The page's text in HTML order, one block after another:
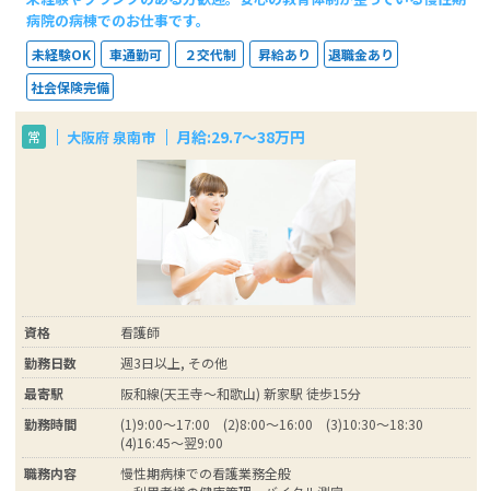
病院の病棟でのお仕事です。
未経験OK 車通勤可 ２交代制 昇給あり
退職金あり
社会保険完備
常 大阪府 泉南市 月給:29.7～38万円
資格
看護師
勤務日数
週3日以上, その他
最寄駅
阪和線(天王寺～和歌山) 新家駅 徒歩15分
勤務時間
(1)9:00～17:00 (2)8:00～16:00 (3)10:30～18:30
(4)16:45～翌9:00
職務内容
慢性期病棟での看護業務全般